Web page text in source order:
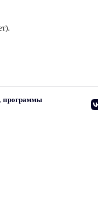
программы